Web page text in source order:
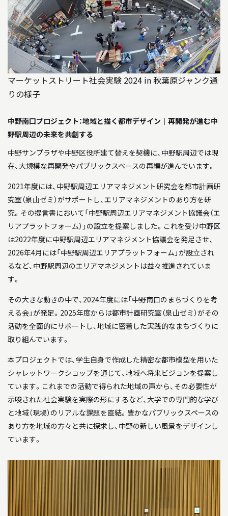
マーケットストリート社会実験 2024 in 秋葉原ジャンク通
りの様子
中野南口プロジェクト：地域と描く都市デザイン｜再開発が進む中
野駅周辺の未来を共創する
中野サンプラザや中野区役所建て替えを契機に、中野駅周辺では現
在、大規模な再開発やパブリックスペースの再編が進んでいます。
2021年度には、 中野駅周辺エリアマネジメント研究会を都市計画研
究室（泉山ゼミ）がサポートし、エリアマネジメントのあり方を研
究。その提言書において「中野駅周辺エリアマネジメント協議会（エ
リアプラットフォーム）」の設立を提案しました。これを受け中野区
は2022年度に中野駅周辺エリアマネジメント協議会を発足させ、
2026年4月には「中野駅周辺エリアプラットフォーム 」が設立され
るなど、中野駅周辺のエリアマネジメントは益々推進されていま
す。
その大きな動きの中で、2024年度には「中野南口のまちづくりを考
える会」が発足。2025年度からは都市計画研究室（泉山ゼミ）がその
活動を全面的にサポートし、地域に密着した実践的なまちづくりに
取り組んでいます。
本プロジェクトでは、学生自身で作成した精密な都市模型を用いた
シャレットワークショップを通じて、地域へ将来ビジョンを提案し
ています。これまでの活動で得られた地域の声から、その必要性が
示唆された社会実験を実際の形にするなど、大学での専門的な学び
と地域（現場）のリアルな課題を直結。豊かなパブリックスペースの
あり方を地域の方々と共に探求し、中野の新しい風景をデザインし
ています。